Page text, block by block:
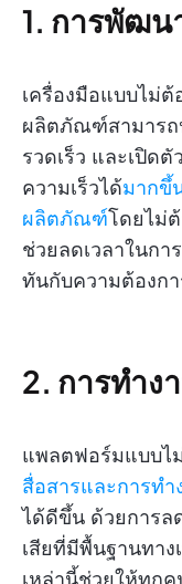
1. การพัฒน
เครื่องมือแบบไม่
ผลิตภัณฑ์สามารถ
รวดเร็ว และเปิด
ความเร็วได้มากขึ้
ผลิตภัณฑ์โดยไม่
ช่วยลดเวลาในก
ทันกับความต้องก
2. การทำง
แพลตฟอร์มแบบไ
สื่อสารและการท
ได้ดีขึ้น ด้วยการล
เสียที่มีพื้นฐานทาง
เหล่านี้ช่วยให้ทุกค